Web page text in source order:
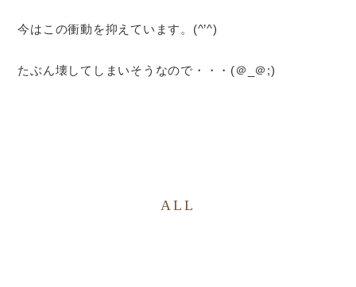
今はこの衝動を抑えています。(^’^)
たぶん壊してしまいそうなので・・・(＠_＠;)
ALL